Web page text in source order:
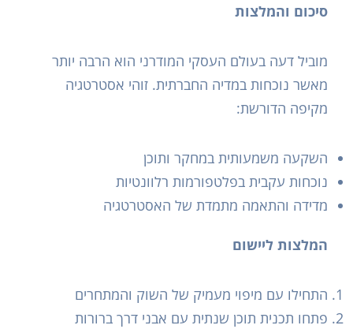
סיכום והמלצות
מוביל דעה בעולם העסקי המודרני הוא הרבה יותר
מאשר נוכחות במדיה החברתית. זוהי אסטרטגיה
מקיפה הדורשת:
השקעה משמעותית במחקר ותוכן
נוכחות עקבית בפלטפורמות רלוונטיות
מדידה והתאמה מתמדת של האסטרטגיה
המלצות ליישום
התחילו עם מיפוי מעמיק של השוק והמתחרים
פתחו תכנית תוכן שנתית עם אבני דרך ברורות